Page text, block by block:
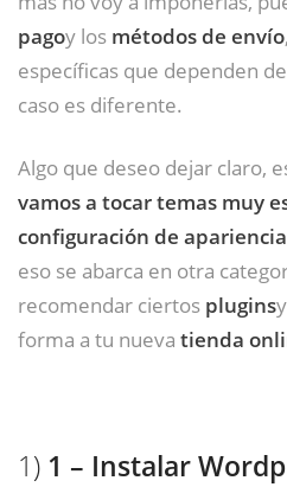
pagoy los métodos de envío
específicas que dependen
caso es diferente.
Algo que deseo dejar claro,
vamos a tocar temas muy
configuración de
eso se abarca en otra
recomendar ciertos pluginsy
forma a tu nueva tienda
1) 1 – Instalar